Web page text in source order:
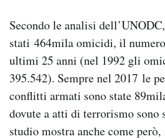
Esci
Secondo le analisi
stati 464mila omicidi, il
ultimi 25 anni (nel 1992 gli
395.542). Sempre nel 2017 le
conflitti armati sono state
dovute a atti di terrorismo sono
studio mostra anche come però,